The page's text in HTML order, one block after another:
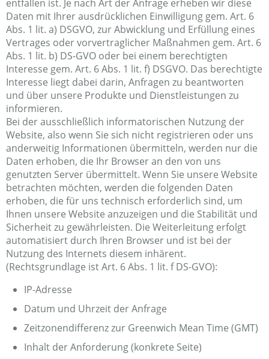
entfallen ist. Je nach Art der Anfrage erheben wir diese
Daten mit Ihrer ausdrücklichen Einwilligung gem. Art. 6
Abs. 1 lit. a) DSGVO, zur Abwicklung und Erfüllung eines
Vertrages oder vorvertraglicher Maßnahmen gem. Art. 6
Abs. 1 lit. b) DS-GVO oder bei einem berechtigten
Interesse gem. Art. 6 Abs. 1 lit. f) DSGVO. Das berechtigte
Interesse liegt dabei darin, Anfragen zu beantworten
und über unsere Produkte und Dienstleistungen zu
informieren.
Bei der ausschließlich informatorischen Nutzung der
Website, also wenn Sie sich nicht registrieren oder uns
anderweitig Informationen übermitteln, werden nur die
Daten erhoben, die Ihr Browser an den von uns
genutzten Server übermittelt. Wenn Sie unsere Website
betrachten möchten, werden die folgenden Daten
erhoben, die für uns technisch erforderlich sind, um
Ihnen unsere Website anzuzeigen und die Stabilität und
Sicherheit zu gewährleisten. Die Weiterleitung erfolgt
automatisiert durch Ihren Browser und ist bei der
Nutzung des Internets diesem inhärent.
(Rechtsgrundlage ist Art. 6 Abs. 1 lit. f DS-GVO):
IP-Adresse
Datum und Uhrzeit der Anfrage
Zeitzonendifferenz zur Greenwich Mean Time (GMT)
Inhalt der Anforderung (konkrete Seite)